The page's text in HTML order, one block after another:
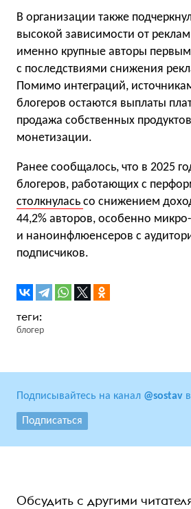
В организации также
высокой зависимости от
именно крупные авторы
с последствиями снижения
Помимо интеграций,
блогеров остаются выплаты
продажа собственных
монетизации.
Ранее сообщалось, что в 2025
блогеров, работающих с
столкнулась со снижением
44,2% авторов, особенно микро-
и наноинфлюенсеров с
подписчиков.
блогер
Подписывайтесь на канал @sostav
Подписаться
Обсудить с другими